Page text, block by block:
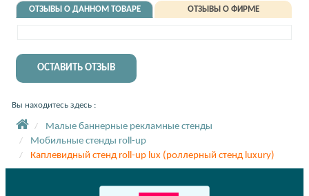
ОТЗЫВЫ О ДАННОМ ТОВАРЕ ОТЗЫВЫ О ФИРМЕ
ОСТАВИТЬ ОТЗЫВ
Вы находитесь здесь :
Малые баннерные рекламные стенды
Мобильные стенды roll-up
Каплевидный стенд roll-up lux (роллерный стенд luxury)